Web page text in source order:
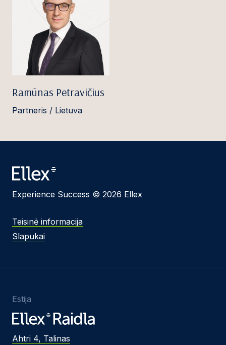
Ramūnas Petravičius
Partneris / Lietuva
Experience Success © 2026 Ellex
Teisinė informacija
Slapukai
Estija
Ahtri 4, Talinas